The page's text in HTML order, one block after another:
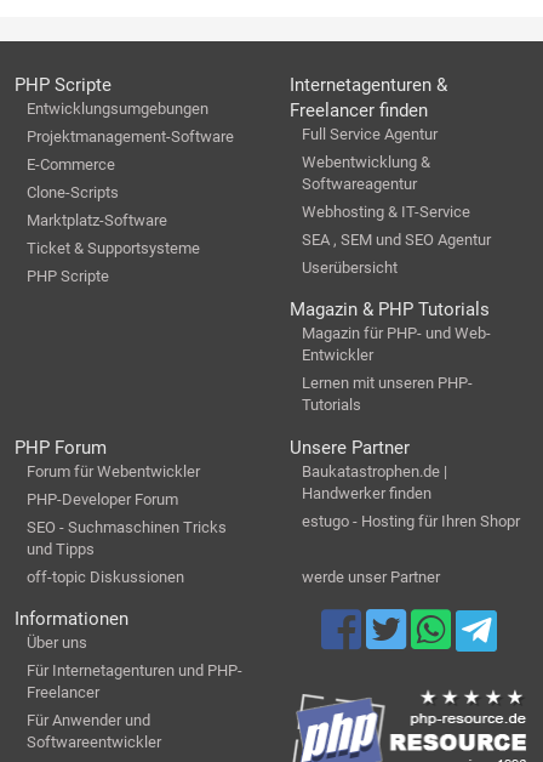
PHP Scripte
Entwicklungsumgebungen
Projektmanagement-Software
E-Commerce
Clone-Scripts
Marktplatz-Software
Ticket & Supportsysteme
PHP Scripte
Internetagenturen &
Freelancer finden
Full Service Agentur
Webentwicklung &
Softwareagentur
Webhosting & IT-Service
SEA , SEM und SEO Agentur
Userübersicht
Magazin & PHP Tutorials
Magazin für PHP- und Web-
Entwickler
Lernen mit unseren PHP-
Tutorials
PHP Forum
Forum für Webentwickler
PHP-Developer Forum
SEO - Suchmaschinen Tricks
und Tipps
off-topic Diskussionen
Unsere Partner
Baukatastrophen.de |
Handwerker finden
estugo - Hosting für Ihren Shopr
werde unser Partner
Informationen
Über uns
Für Internetagenturen und PHP-
Freelancer
Für Anwender und
Softwareentwickler